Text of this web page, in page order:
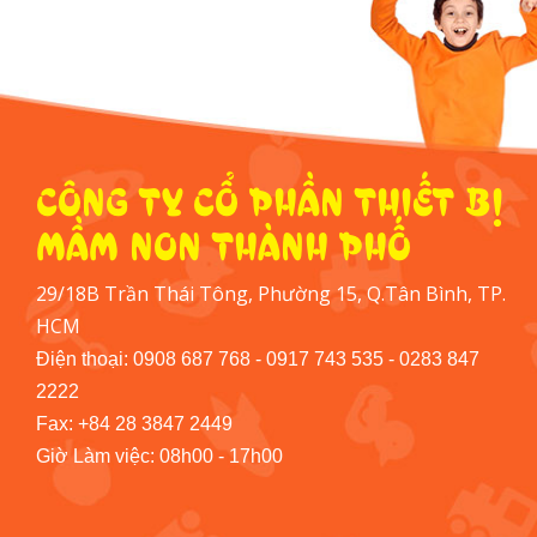
CÔNG TY CỔ PHẦN THIẾT BỊ
MẦM NON THÀNH PHỐ
29/18B Trần Thái Tông, Phường 15, Q.Tân Bình, TP.
HCM
Điện thoại: 0908 687 768 - 0917 743 535 - 0283 847
2222
Fax: +84 28 3847 2449
Giờ Làm việc: 08h00 - 17h00